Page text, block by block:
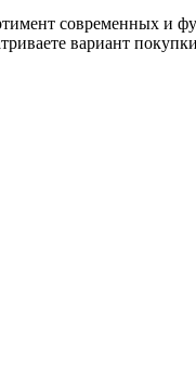
современных и
вариант